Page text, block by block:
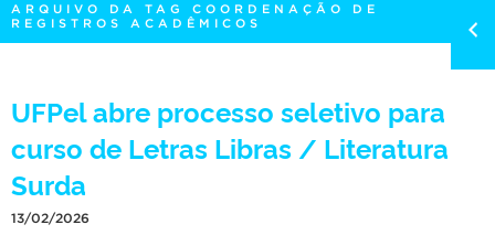
TELEFONES
ARQUIVO DA TAG COORDENAÇÃO DE
REGISTROS ACADÊMICOS
UFPel abre processo seletivo para
curso de Letras Libras / Literatura
Surda
13/02/2026